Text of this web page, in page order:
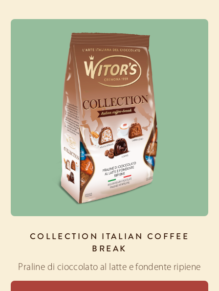
COLLECTION ITALIAN COFFEE
BREAK
Praline di cioccolato al latte e fondente ripiene